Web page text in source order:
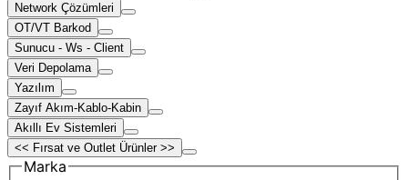
Network Çözümleri
OT/VT Barkod
Sunucu - Ws - Client
Veri Depolama
Yazılım
Zayıf Akım-Kablo-Kabin
Akıllı Ev Sistemleri
<< Fırsat ve Outlet Ürünler >>
Marka